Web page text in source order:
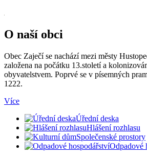
O naší obci
Obec Zaječí se nachází mezi městy
založena na počátku 13.století a
obyvatelstvem. Poprvé se v písemných
1222.
Více
Úřední deska
Hlášení rozhlasu
Společenské prostory
Odpadové